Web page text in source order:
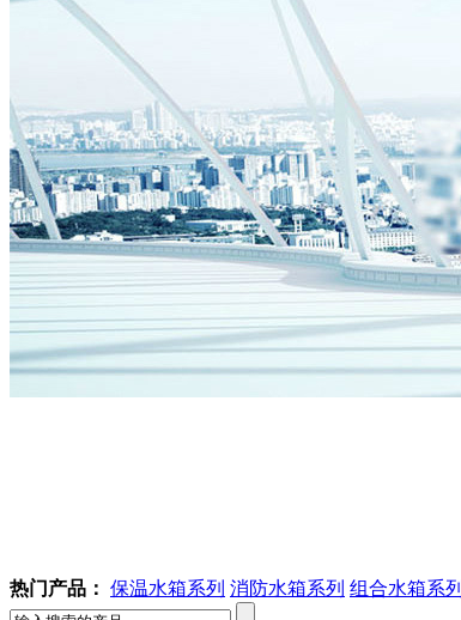
热门产品： 保温水箱系列 消防水箱系列 组合水箱系列